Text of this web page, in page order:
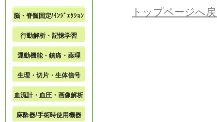
トップページへ
脳・脊髄固定/ｲﾝｼﾞｪｸｼｮﾝ
行動解析・記憶学習
運動機能・鎮痛・薬理
生理・切片・生体信号
血流計・血圧・画像解析
麻酔器/手術時使用機器